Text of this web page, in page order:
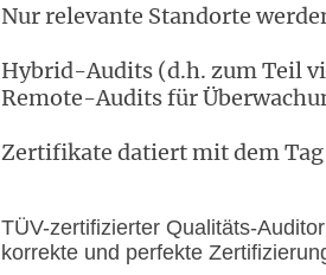
Nur relevante Standorte
Hybrid-Audits (d.h. zum Teil
Remote-Audits für
Zertifikate datiert mit dem Tag
TÜV-zertifizierter Qualitäts-
korrekte und perfekte